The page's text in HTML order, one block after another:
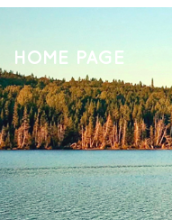
HOME PAGE